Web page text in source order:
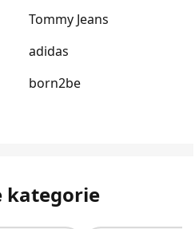
Tommy Jeans
adidas
born2be
kategorie